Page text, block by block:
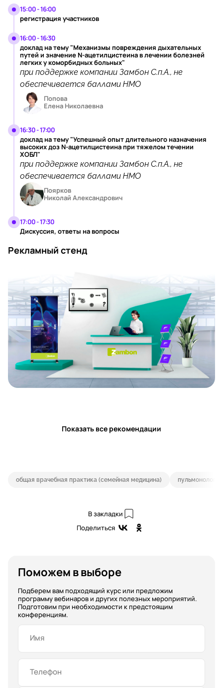
15:00 - 16:00
регистрация участников
16:00 - 16:30
доклад на тему "Механизмы повреждения дыхательных
путей и значение N-ацетилцистеина в лечении болезней
легких у коморбидных больных"
при поддержке компании Замбон С.п.А., не
обеспечивается баллами НМО
Попова
Елена Николаевна
16:30 - 17:00
доклад на тему "Успешный опыт длительного назначения
высоких доз N-ацетилцистеина при тяжелом течении
ХОБЛ"
при поддержке компании Замбон С.п.А., не
обеспечивается баллами НМО
Поярков
Николай Александрович
17:00 - 17:30
Дискуссия, ответы на вопросы
Рекламный стенд
Показать все рекомендации
общая врачебная практика (семейная медицина) пульмонология
В закладки
Поделиться
Поможем в выборе
Подберем вам подходящий курс или предложим
программу вебинаров и других полезных мероприятий.
Подготовим при необходимости к предстоящим
конференциям.
Имя
Телефон